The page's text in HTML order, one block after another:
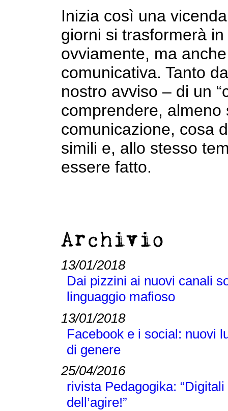
Inizia così una
giorni si trasformerà
ovviamente, ma
comunicativa. Tanto
nostro avviso – di un
comprendere, almeno
comunicazione, cosa
simili e, allo stesso
essere fatto.
Archivio
13/01/2018
Dai pizzini ai nuovi canali
linguaggio mafioso
13/01/2018
Facebook e i social: nuovi
di genere
25/04/2016
rivista Pedagogika:
dell’agire!”